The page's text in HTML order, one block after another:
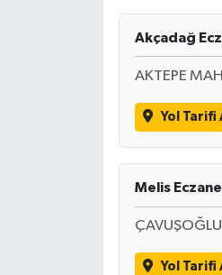
Akçadağ
AKTEPE
Yol Tarifi
Melis
Yol Tarifi